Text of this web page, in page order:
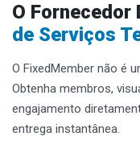
O Fornecedor
de Serviços
O FixedMember não é
Obtenha membros,
engajamento
entrega instantânea.